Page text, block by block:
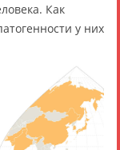
Как
у них